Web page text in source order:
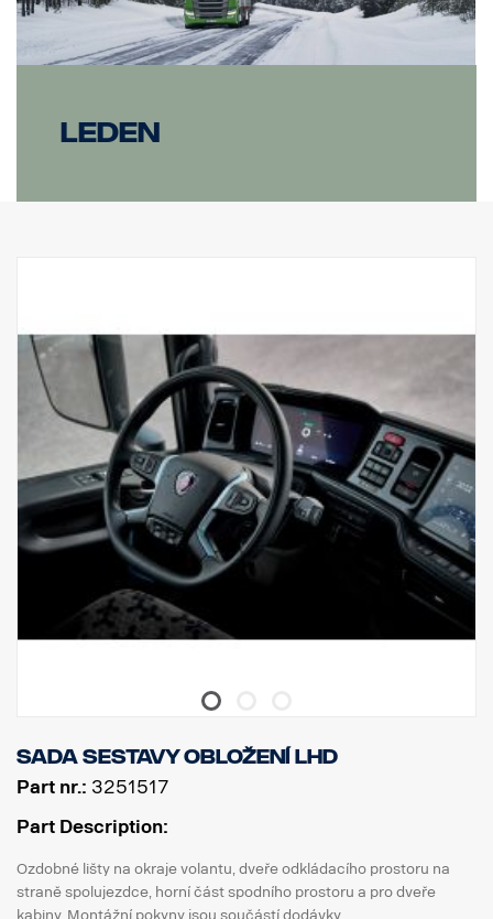
Leden
Sada sestavy obložení LHD
Part nr.: 3251517
Part Description:
Ozdobné lišty na okraje volantu, dveře odkládacího prostoru na
straně spolujezdce, horní část spodního prostoru a pro dveře
kabiny. Montážní pokyny jsou součástí dodávky.